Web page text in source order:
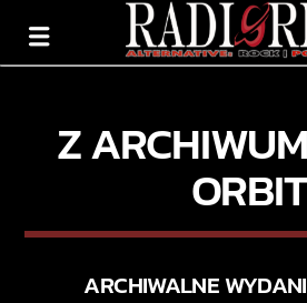
Z
ORBIT
ARCHIWALNE